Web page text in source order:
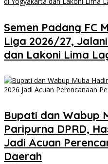
Semen Padang FC
Liga 2026/27,
dan Lakoni Lima
Bupati dan Wabup
Paripurna DPRD,
Jadi Acuan
Daerah